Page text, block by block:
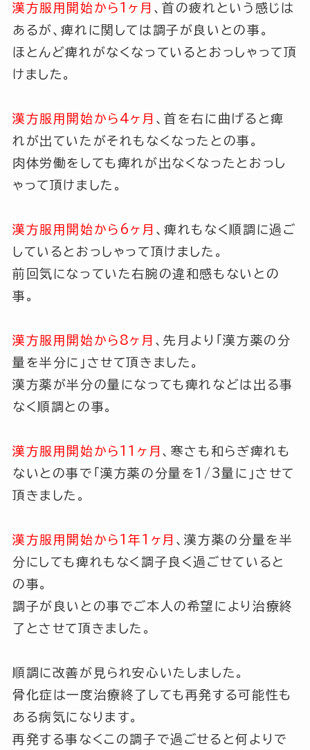
漢方服用開始から1ヶ月 、首の疲れという感じは
あるが、痺れに関しては調子が良いとの事。
ほとんど痺れがなくなっているとおっしゃって頂
けました。
漢方服用開始から4ヶ月 、首を右に曲げると痺
れが出ていたがそれもなくなったとの事。
肉体労働をしても痺れが出なくなったとおっし
ゃって頂けました。
漢方服用開始から6ヶ月 、痺れもなく順調に過ご
しているとおっしゃって頂けました。
前回気になっていた右腕の違和感もないとの
事。
漢方服用開始から8ヶ月 、先月より
「漢方薬の分
量を半分に」 させて頂きました。
漢方薬が半分の量になっても痺れなどは出る事
なく順調との事。
漢方服用開始から11ヶ月 、寒さも和らぎ痺れも
ないとの事で
「漢方薬の分量を1/3量に」 させて
頂きました。
漢方服用開始から1年1ヶ月 、漢方薬の分量を半
分にしても痺れもなく調子良く過ごせていると
の事。
調子が良いとの事でご本人の希望により治療終
了とさせて頂きました。
順調に改善が見られ安心いたしました。
骨化症は一度治療終了しても再発する可能性も
ある病気になります。
再発する事なくこの調子で過ごせると何よりで